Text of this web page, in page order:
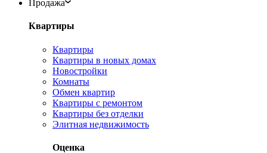
Продажа
Квартиры
Квартиры
Квартиры в новых домах
Новостройки
Комнаты
Обмен квартир
Квартиры с ремонтом
Квартиры без отделки
Элитная недвижимость
Оценка